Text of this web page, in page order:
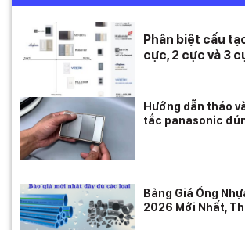
Phân biệt cấu
cực, 2 cực và 3
Hướng dẫn tháo
tắc panasonic
Bảng Giá Ống
2026 Mới Nhất,